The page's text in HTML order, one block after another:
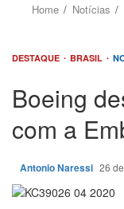
Home Notícias
DESTAQUE BRASIL
Boeing
com a
Antonio Naressi 26